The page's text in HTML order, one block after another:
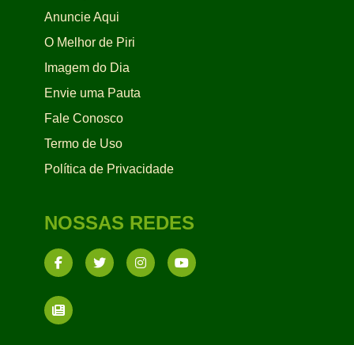
Anuncie Aqui
O Melhor de Piri
Imagem do Dia
Envie uma Pauta
Fale Conosco
Termo de Uso
Política de Privacidade
NOSSAS REDES